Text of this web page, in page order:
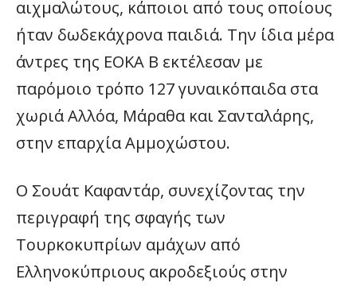
αιχμαλώτους, κάποιοι από τους οποίους
ήταν δωδεκάχρονα παιδιά. Την ίδια μέρα
άντρες της ΕΟΚΑ Β εκτέλεσαν με
παρόμοιο τρόπο 127 γυναικόπαιδα στα
χωριά Αλλόα, Μάραθα και Σανταλάρης,
στην επαρχία Αμμοχώστου.
Ο Σουάτ Καφαντάρ, συνεχίζοντας την
περιγραφή της σφαγής των
Τουρκοκυπρίων αμάχων από
Ελληνοκύπριους ακροδεξιούς στην